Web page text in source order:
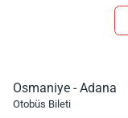
Osmaniye - Adana
Otobüs Bileti